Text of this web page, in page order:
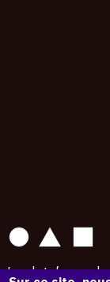
La plateforme